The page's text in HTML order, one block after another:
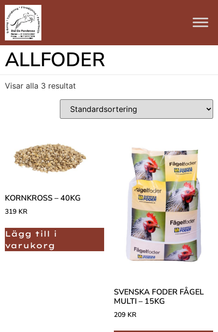
ALLFODER
Visar alla 3 resultat
KORNKROSS – 40KG
319 KR
Lägg till i
varukorg
SVENSKA FODER FÅGEL
MULTI – 15KG
209 KR